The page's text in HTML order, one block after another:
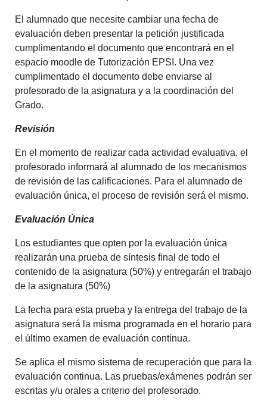
El alumnado que necesite cambiar una fecha de
evaluación deben presentar la petición justificada
cumplimentando el documento que encontrará en el
espacio moodle de Tutorización EPSI. Una vez
cumplimentado el documento debe enviarse al
profesorado de la asignatura y a la coordinación del
Grado.
Revisión
En el momento de realizar cada actividad evaluativa, el
profesorado informará al alumnado de los mecanismos
de revisión de las calificaciones. Para el alumnado de
evaluación única, el proceso de revisión será el mismo.
Evaluación Única
Los estudiantes que opten por la evaluación única
realizarán una prueba de síntesis final de todo el
contenido de la asignatura (50%) y entregarán el trabajo
de la asignatura (50%)
La fecha para esta prueba y la entrega del trabajo de la
asignatura será la misma programada en el horario para
el último examen de evaluación continua.
Se aplica el mismo sistema de recuperación que para la
evaluación continua. Las pruebas/exámenes podrán ser
escritas y/u orales a criterio del profesorado.